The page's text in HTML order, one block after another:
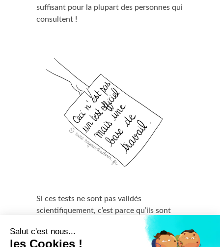
suffisant pour la plupart des personnes qui
consultent !
Si ces tests ne sont pas validés
scientifiquement, c’est parce qu’ils sont
principalement basés sur les réactions
individuelles et les déclarations des
Salut c'est nous...
les Cookies !